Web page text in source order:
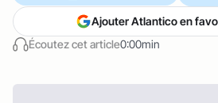
Écoutez cet article0:00min
Ajouter Atlantico en